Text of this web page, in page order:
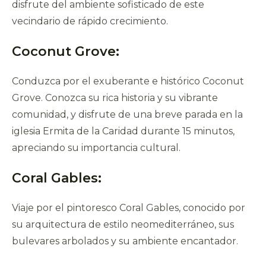
disfrute del ambiente sofisticado de este
vecindario de rápido crecimiento.
Coconut Grove:
Conduzca por el exuberante e histórico Coconut
Grove. Conozca su rica historia y su vibrante
comunidad, y disfrute de una breve parada en la
iglesia Ermita de la Caridad durante 15 minutos,
apreciando su importancia cultural.
Coral Gables:
Viaje por el pintoresco Coral Gables, conocido por
su arquitectura de estilo neomediterráneo, sus
bulevares arbolados y su ambiente encantador.